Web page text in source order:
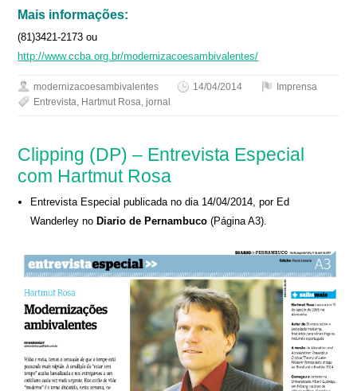
Mais informações:
(81)3421-2173 ou
http://www.ccba.org.br/modernizacoesambivalentes/
modernizacoesambivalentes 14/04/2014
Imprensa
Entrevista, Hartmut Rosa,jornal
Clipping (DP) – Entrevista Especial
com Hartmut Rosa
Entrevista Especial publicada no dia 14/04/2014, por Ed
Wanderley no Diario de Pernambuco(Página A3).